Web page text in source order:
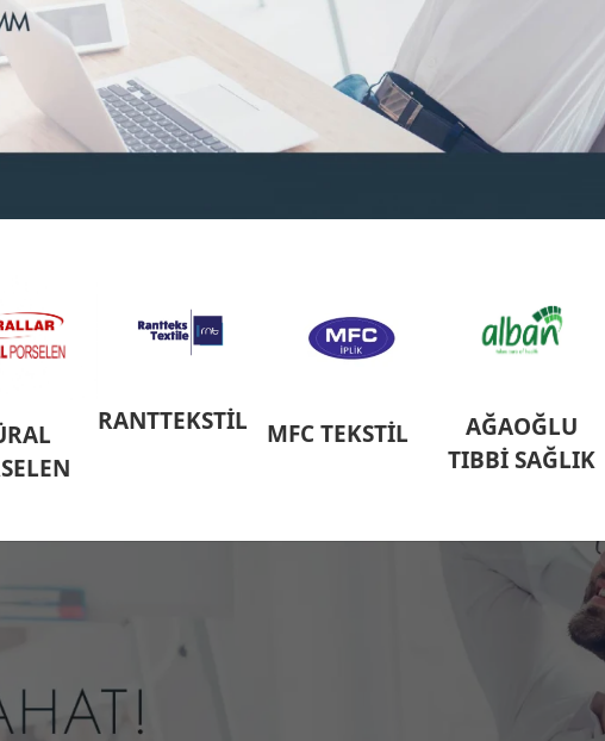
RANTTEKSTİL MFC TEKSTİL
AĞAOĞLU
TIBBİ SAĞLIK